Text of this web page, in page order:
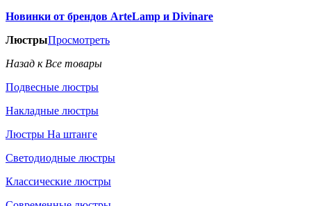
Новинки от брендов ArteLamp и Divinare
ЛюстрыПросмотреть
Назад к Все товары
Подвесные люстры
Накладные люстры
Люстры На штанге
Светодиодные люстры
Классические люстры